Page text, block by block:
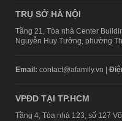
TRỤ SỞ HÀ NỘI
Tầng 21, Tòa nhà Center
Nguyễn Huy Tưởng, phường
Email: contact@afamily.vn |
VPĐD TẠI TP.HCM
Tầng 4, Tòa nhà 123, số 127